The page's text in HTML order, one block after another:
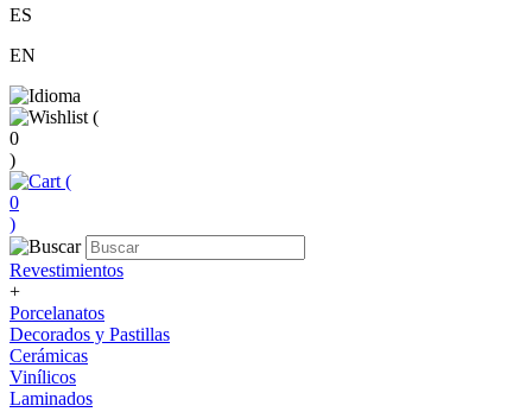
ES
EN
(
0
)
(
0
)
Revestimientos
+
Porcelanatos
Decorados y Pastillas
Cerámicas
Vinílicos
Laminados